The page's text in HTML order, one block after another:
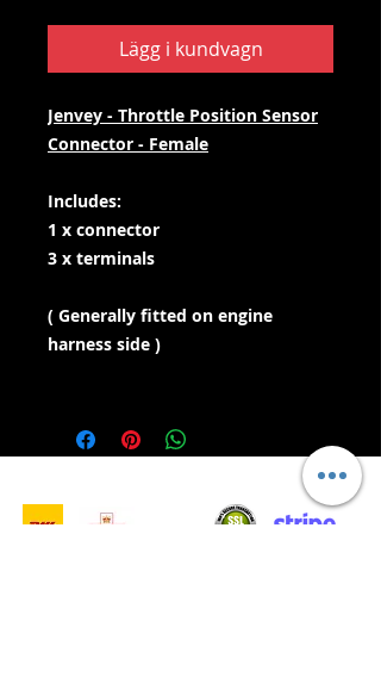
Lägg i kundvagn
Jenvey - Throttle Position Sensor
Connector - Female
Includes:
1 x connector
3 x terminals
( Generally fitted on engine
harness side )
Säker shopping: